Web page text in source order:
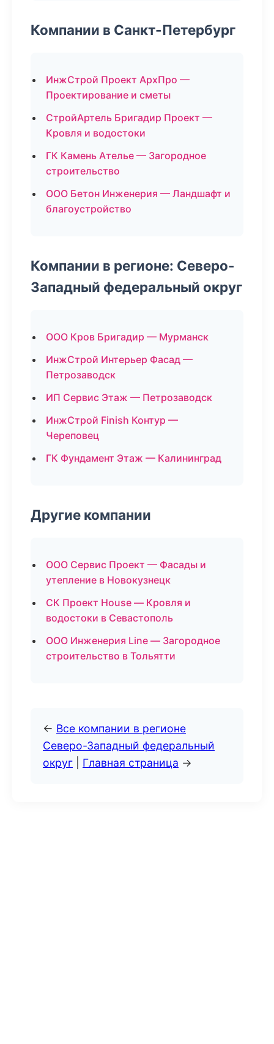
Компании в Санкт-Петербург
ИнжСтрой Проект АрхПро —
Проектирование и сметы
СтройАртель Бригадир Проект —
Кровля и водостоки
ГК Камень Ателье — Загородное
строительство
ООО Бетон Инженерия — Ландшафт и
благоустройство
Компании в регионе: Северо-
Западный федеральный округ
ООО Кров Бригадир — Мурманск
ИнжСтрой Интерьер Фасад —
Петрозаводск
ИП Сервис Этаж — Петрозаводск
ИнжСтрой Finish Контур —
Череповец
ГК Фундамент Этаж — Калининград
Другие компании
ООО Сервис Проект — Фасады и
утепление в Новокузнецк
СК Проект House — Кровля и
водостоки в Севастополь
ООО Инженерия Line — Загородное
строительство в Тольятти
← Все компании в регионе
Северо-Западный федеральный
округ
Главная страница →